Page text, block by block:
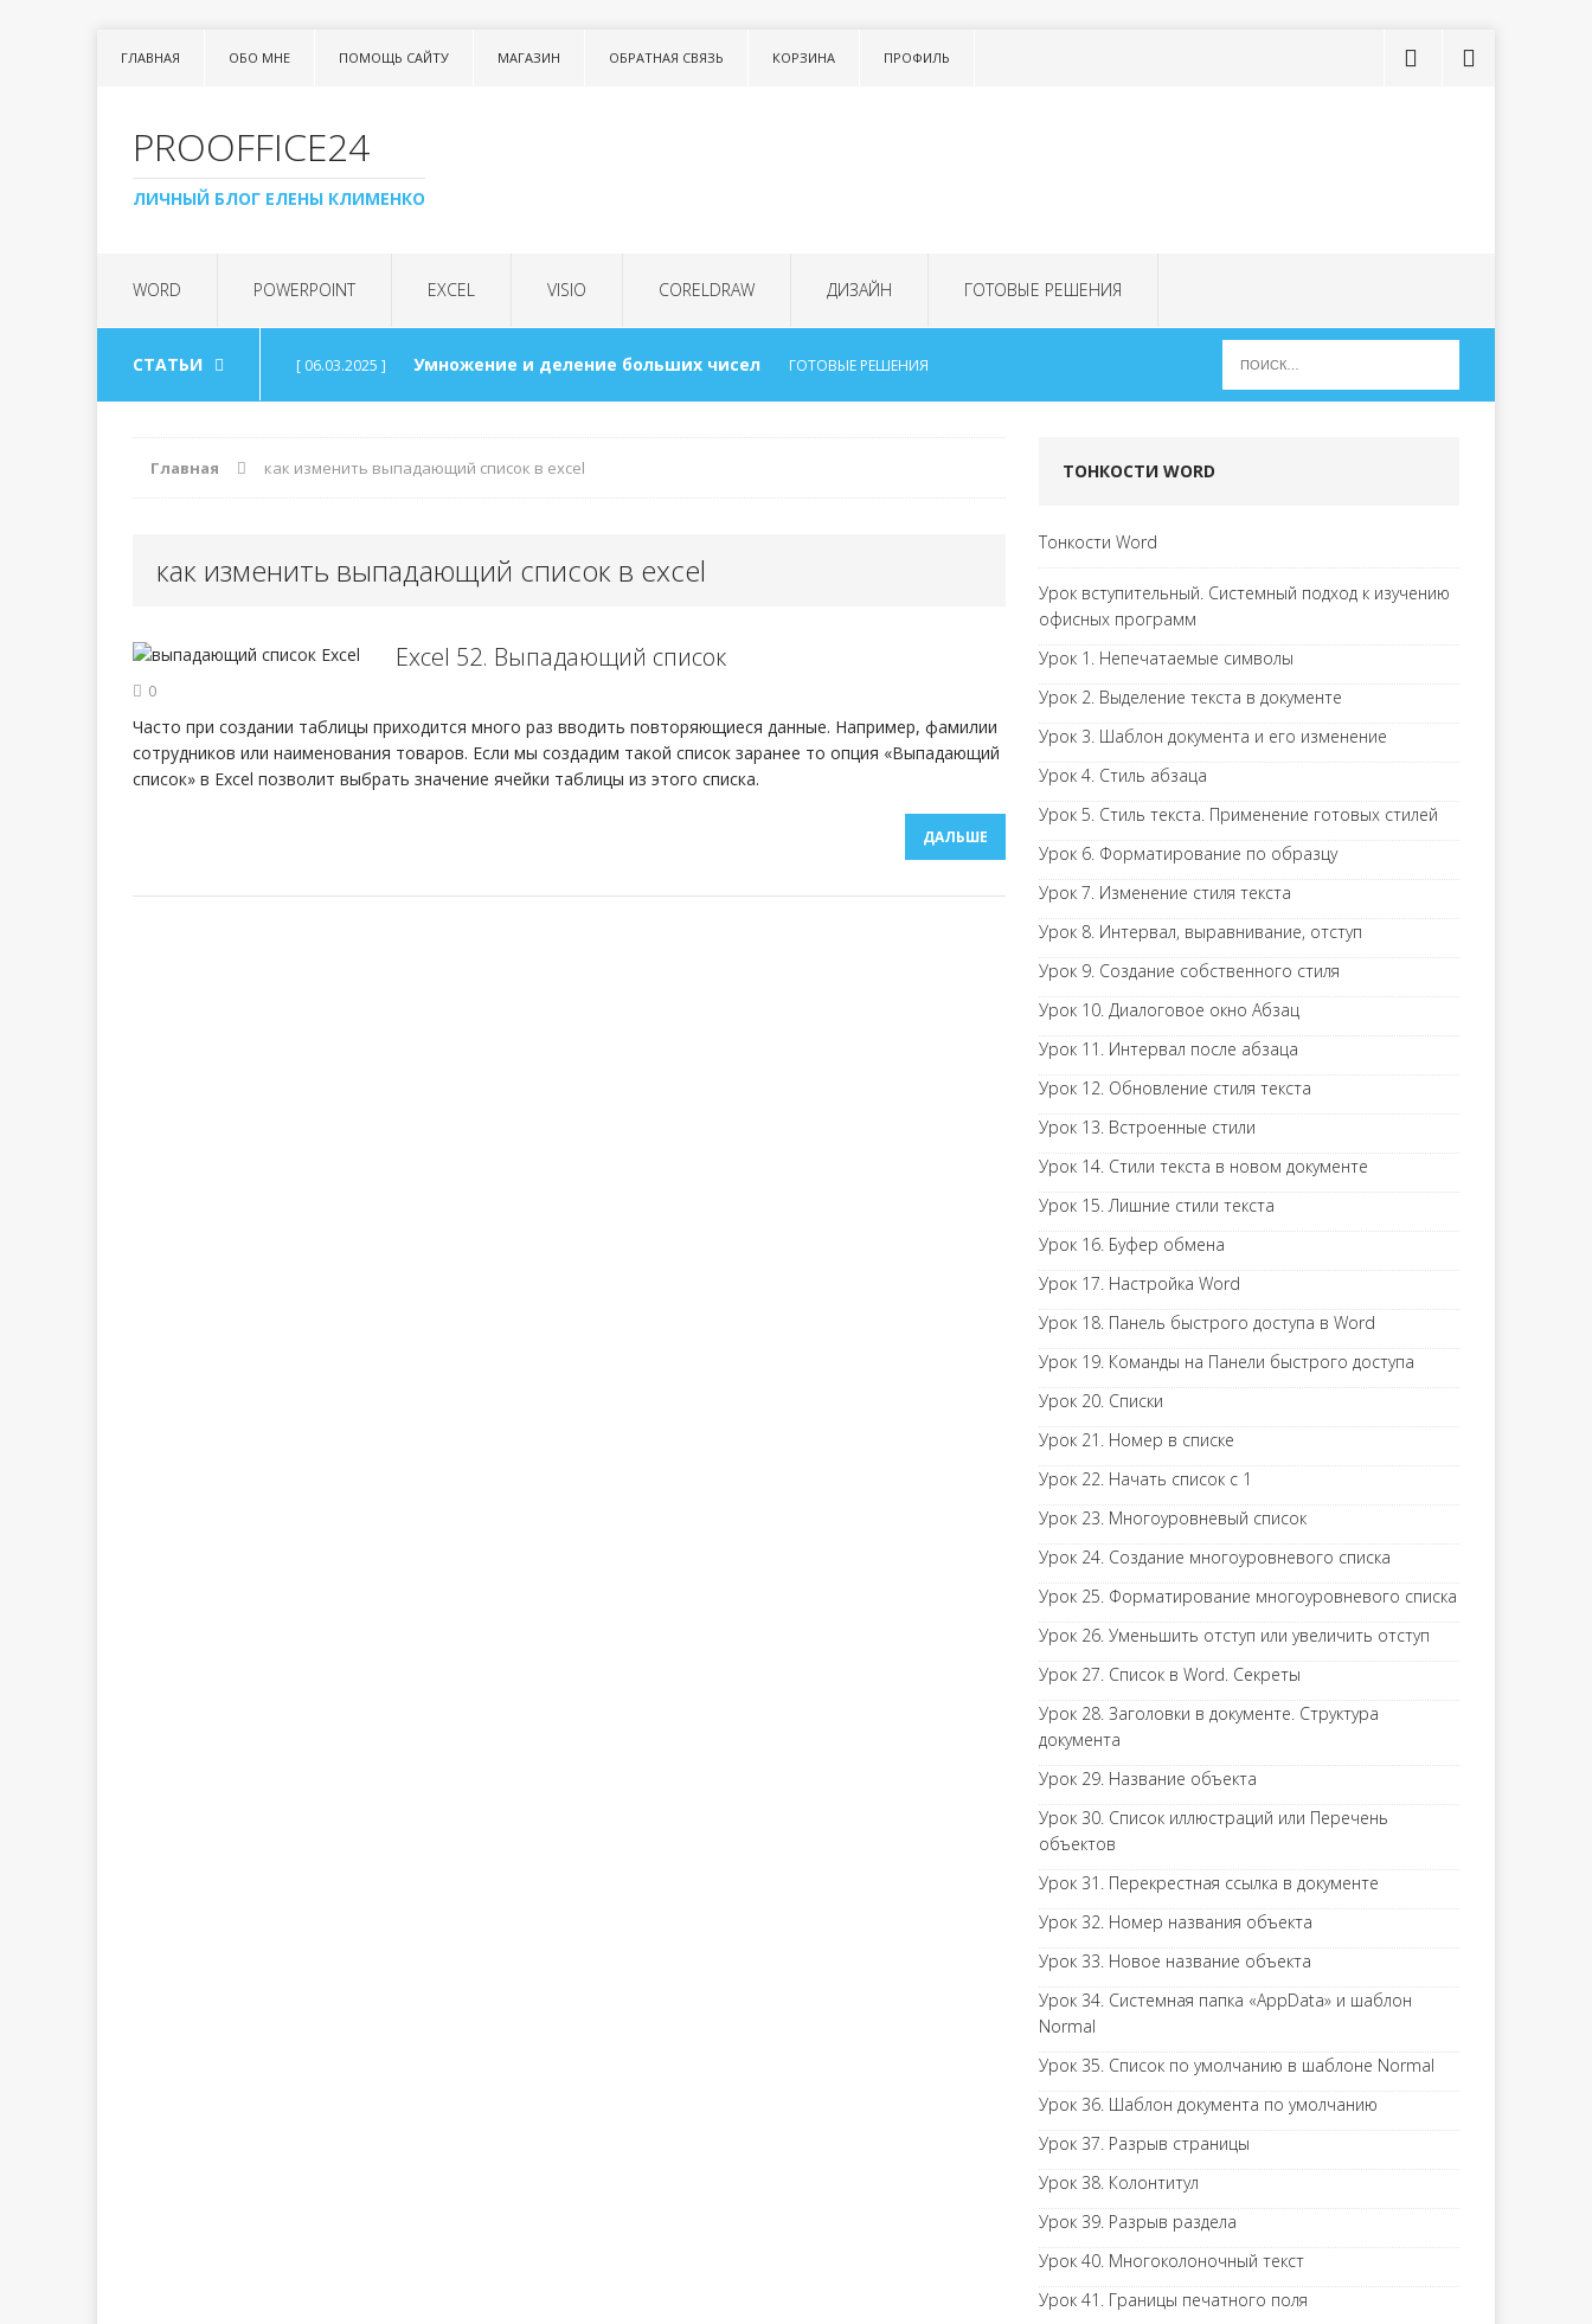
ГЛАВНАЯ ОБО МНЕ ПОМОЩЬ САЙТУ МАГАЗИН ОБРАТНАЯ СВЯЗЬ КОРЗИНА ПРОФИЛЬ
PROOFFICE24
ЛИЧНЫЙ БЛОГ ЕЛЕНЫ КЛИМЕНКО
WORD POWERPOINT EXCEL VISIO CORELDRAW ДИЗАЙН ГОТОВЫЕ РЕШЕНИЯ
СТАТЬИ [ 06.03.2025 ] Умножение и деление больших чисел ГОТОВЫЕ РЕШЕНИЯ
[ 06.03.2025 ] Урок 99. Список в тексте LISTNUM ТОНКОСТИ WORD
[ 13.05.2024 ] Урок 98. Сборный документ ТОНКОСТИ WORD
[ 03.03.2024 ] Урок 97. Выравнивание оглавления
Главная как изменить выпадающий список в excel
как изменить выпадающий список в excel
Excel 52. Выпадающий список
0
Часто при создании таблицы приходится много раз вводить повторяющиеся данные. Например, фамилии
сотрудников или наименования товаров. Если мы создадим такой список заранее то опция «Выпадающий
список» в Excel позволит выбрать значение ячейки таблицы из этого списка.
ДАЛЬШЕ
ТОНКОСТИ WORD
Тонкости Word
Урок вступительный. Системный подход к изучению
офисных программ
Урок 1. Непечатаемые символы
Урок 2. Выделение текста в документе
Урок 3. Шаблон документа и его изменение
Урок 4. Стиль абзаца
Урок 5. Стиль текста. Применение готовых стилей
Урок 6. Форматирование по образцу
Урок 7. Изменение стиля текста
Урок 8. Интервал, выравнивание, отступ
Урок 9. Создание собственного стиля
Урок 10. Диалоговое окно Абзац
Урок 11. Интервал после абзаца
Урок 12. Обновление стиля текста
Урок 13. Встроенные стили
Урок 14. Стили текста в новом документе
Урок 15. Лишние стили текста
Урок 16. Буфер обмена
Урок 17. Настройка Word
Урок 18. Панель быстрого доступа в Word
Урок 19. Команды на Панели быстрого доступа
Урок 20. Списки
Урок 21. Номер в списке
Урок 22. Начать список с 1
Урок 23. Многоуровневый список
Урок 24. Создание многоуровневого списка
Урок 25. Форматирование многоуровневого списка
Урок 26. Уменьшить отступ или увеличить отступ
Урок 27. Список в Word. Секреты
Урок 28. Заголовки в документе. Структура
документа
Урок 29. Название объекта
Урок 30. Список иллюстраций или Перечень
объектов
Урок 31. Перекрестная ссылка в документе
Урок 32. Номер названия объекта
Урок 33. Новое название объекта
Урок 34. Системная папка «AppData» и шаблон
Normal
Урок 35. Список по умолчанию в шаблоне Normal
Урок 36. Шаблон документа по умолчанию
Урок 37. Разрыв страницы
Урок 38. Колонтитул
Урок 39. Разрыв раздела
Урок 40. Многоколоночный текст
Урок 41. Границы печатного поля